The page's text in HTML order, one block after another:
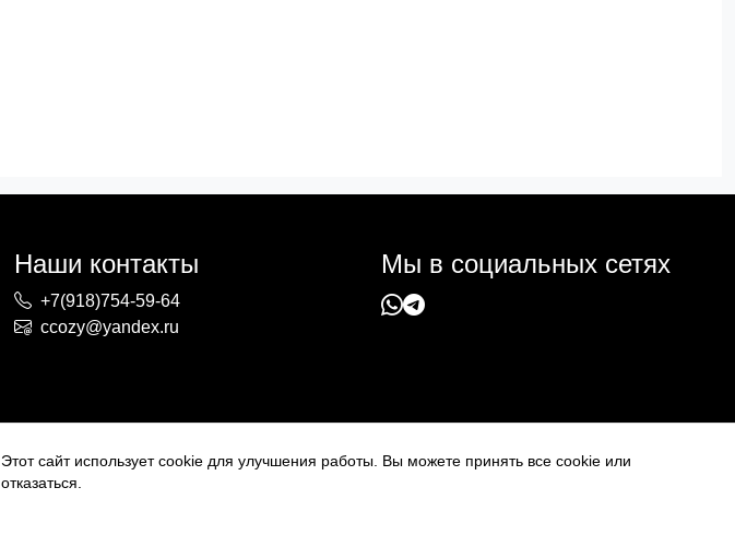
Наши контакты
+7(918)754-59-64
ccozy@yandex.ru
Мы в социальных сетях
Этот сайт использует cookie для улучшения работы. Вы можете принять все cookie или
отказаться.